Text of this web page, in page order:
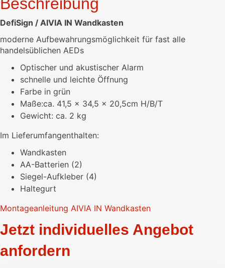
DefiSign / AIVIA IN Wandkasten
moderne Aufbewahrungsmöglichkeit für fast alle
handelsüblichen AEDs
Optischer und akustischer Alarm
schnelle und leichte Öffnung
Farbe in grün
Maße:ca. 41,5 x 34,5 x 20,5cm H/B/T
Gewicht: ca. 2 kg
Im Lieferumfangenthalten:
Wandkasten
AA-Batterien (2)
Siegel-Aufkleber (4)
Haltegurt
Montageanleitung AIVIA IN Wandkasten
Jetzt individuelles Angebot
anfordern